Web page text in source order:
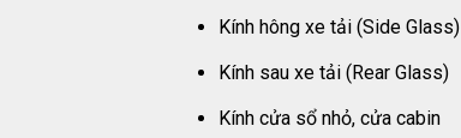
Kính hông xe tải (Side Glass)
Kính sau xe tải (Rear Glass)
Kính cửa sổ nhỏ, cửa cabin